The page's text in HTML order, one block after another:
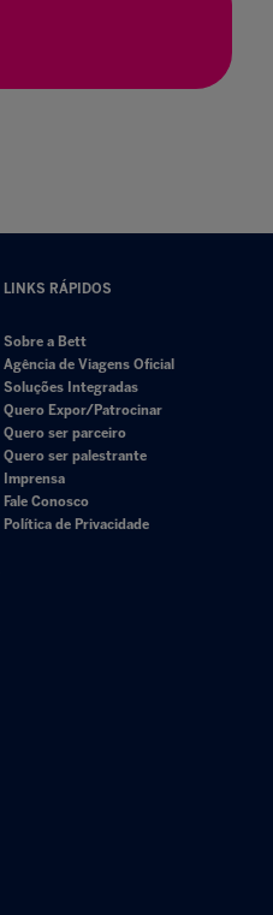
LINKS RÁPIDOS
Sobre a Bett
Agência de Viagens Oficial
Soluções Integradas
Quero Expor/Patrocinar
Quero ser parceiro
Quero ser palestrante
Imprensa
Fale Conosco
Política de Privacidade